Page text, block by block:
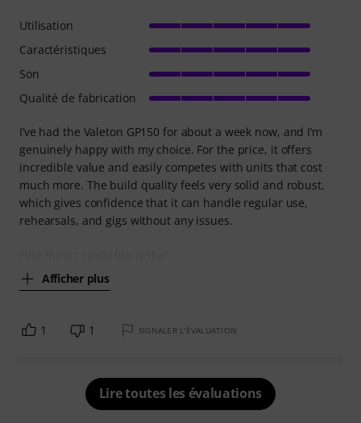
I’ve had the Valeton GP150 for about a week now, and I’m
genuinely happy with my choice. For the price, it offers
incredible value and easily competes with units that cost
much more. The build quality feels very solid and robust,
which gives confidence that it can handle regular use,
rehearsals, and gigs without any issues.
Afficher plus
Utilisation
Caractéristiques
Son
Qualité de fabrication
1 1 SIGNALER L'ÉVALUATION
Lire toutes les évaluations